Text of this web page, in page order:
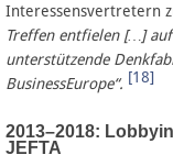
Interessensvertretern
Treffen entfielen […]
unterstützende
BusinessEurope“. [18]
2013–2018:
JEFTA